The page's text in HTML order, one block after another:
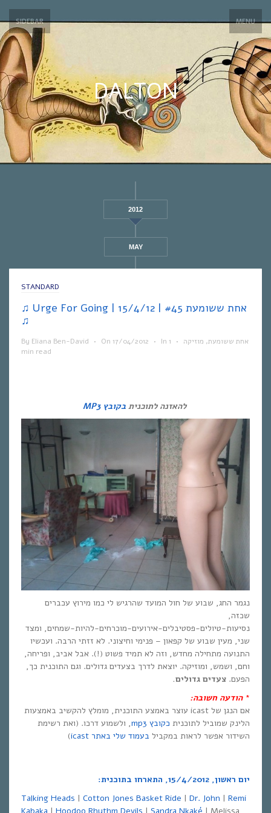
SIDEBAR MENU
DALTON
2012
MAY
STANDARD
♫ Urge For Going | אחת ששומעת #45 | 15/4/12
♫
By Eliana Ben-David • On 17/04/2012 • In אחת ששומעת, מוזיקה •
1
min read
להאזנה לתוכנית בקובץ MP3
נגמר החג, שבוע של חול המועד שהרגיש לי כמו מירוץ עכברים
שכזה,
נסיעות-טיולים-פסטיבלים-אירועים-מוכרחים-להיות-שמחים, ומצד
שני, מעין שבוע של קפאון – פנימי וחיצוני. לא זזתי הרבה. ועכשיו
התנועה מתחילה מחדש, וזה לא תמיד פשוט (!). אבל אביב, ופריחה,
וחם, ושמש, ומוזיקה. יוצאת לדרך בצעדים גדולים. וגם התוכנית כך,
הפעם. צעדים גדולים.
* הודעה חשובה:
אם הנגן של icast עוצר באמצע התוכנית, מומלץ להקשיב באמצעות
הלינק שמוביל לתוכנית כקובץ mp3
, ולשמוע דרכו. (ואת רשימת
השידור אפשר לראות במקביל בעמוד שלי באתר icast )
יום ראשון, 15/4/2012, התארחו בתוכנית:
Talking Heads | Cotton Jones Basket Ride | Dr. John | Remi
Kabaka | Hoodoo Rhythm Devils | Sandra Nkaké | Melissa